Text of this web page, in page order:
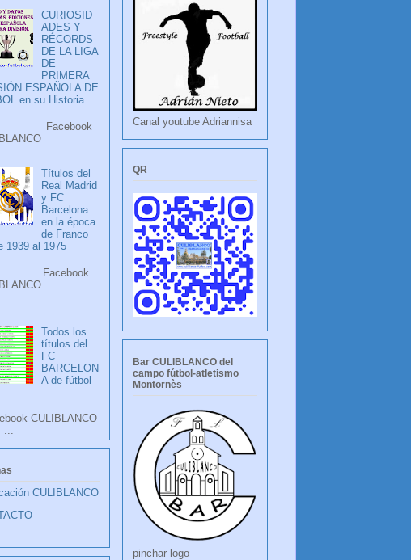
CURIOSID
ADES Y
RÉCORDS
DE LA LIGA
DE
PRIMERA
ESPAÑOLA DE
en su Historia
Títulos del
Real Madrid
y FC
Barcelona
en la época
de Franco
1939 al 1975
Todos los
títulos del
FC
BARCELON
A de fútbol
CULIBLANCO
CULIBLANCO
Canal youtube Adriannisa
QR
Bar CULIBLANCO del
campo fútbol-atletismo
Montornès
pinchar logo